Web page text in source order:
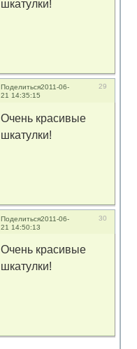
шкатулки!
Поделиться 29
2011-06-
21 14:35:15
Очень красивые
шкатулки!
Поделиться 30
2011-06-
21 14:50:13
Очень красивые
шкатулки!